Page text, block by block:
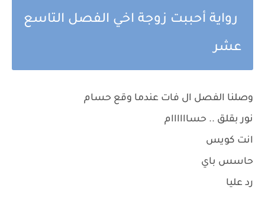
رواية أحببت زوجة اخي الفصل التاسع
عشر
وصلنا الفصل ال فات عندما وقع حسام
نور بقلق .. حساااااام
انت كويس
حاسس باي
رد عليا